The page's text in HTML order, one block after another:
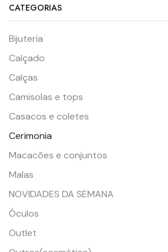
CATEGORIAS
Bijuteria
Calçado
Calças
Camisolas e tops
Casacos e coletes
Cerimonia
Macacões e conjuntos
Malas
NOVIDADES DA SEMANA
Óculos
Outlet